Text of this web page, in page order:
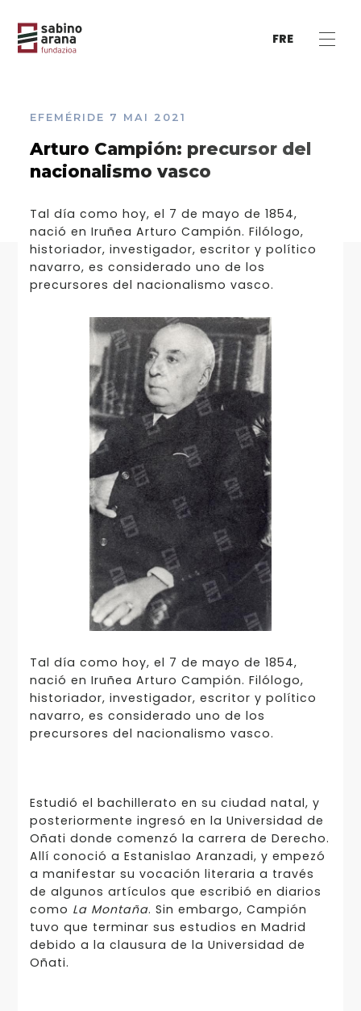
FRE
EFEMÉRIDE 7 MAI 2021
Arturo Campión: precursor del
nacionalismo vasco
Tal día como hoy, el 7 de mayo de 1854,
nació en Iruñea Arturo Campión. Filólogo,
historiador, investigador, escritor y político
navarro, es considerado uno de los
precursores del nacionalismo vasco.
Tal día como hoy, el 7 de mayo de 1854,
nació en Iruñea Arturo Campión. Filólogo,
historiador, investigador, escritor y político
navarro, es considerado uno de los
precursores del nacionalismo vasco.
Estudió el bachillerato en su ciudad natal, y
posteriormente ingresó en la Universidad de
Oñati donde comenzó la carrera de Derecho.
Allí conoció a Estanislao Aranzadi, y empezó
a manifestar su vocación literaria a través
de algunos artículos que escribió en diarios
como La Montaña. Sin embargo, Campión
tuvo que terminar sus estudios en Madrid
debido a la clausura de la Universidad de
Oñati.